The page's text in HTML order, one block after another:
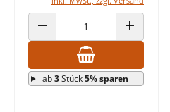
ANZAHL VERRINGERN ANZAHL
ab3Stück5% sparen